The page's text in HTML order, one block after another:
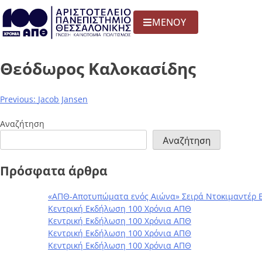
ΜΕΝΟΥ
Θεόδωρος Καλοκασίδης
Previous: Jacob Jansen
Αναζήτηση
Αναζήτηση
Πρόσφατα άρθρα
«ΑΠΘ-Αποτυπώματα ενός Αιώνα» Σειρά Ντοκιμαντέρ
Κεντρική Εκδήλωση 100 Χρόνια ΑΠΘ
Κεντρική Εκδήλωση 100 Χρόνια ΑΠΘ
Κεντρική Εκδήλωση 100 Χρόνια ΑΠΘ
Κεντρική Εκδήλωση 100 Χρόνια ΑΠΘ